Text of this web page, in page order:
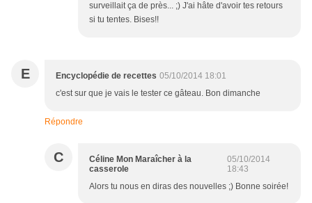
surveillait ça de près... ;) J'ai hâte d'avoir tes retours
si tu tentes. Bises!!
E Encyclopédie de recettes 05/10/2014 18:01
c'est sur que je vais le tester ce gâteau. Bon dimanche
Répondre
C
Céline Mon Maraîcher à la
casserole
05/10/2014
18:43
Alors tu nous en diras des nouvelles ;) Bonne soirée!